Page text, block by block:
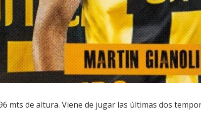
mts de altura. Viene de jugar las últimas dos